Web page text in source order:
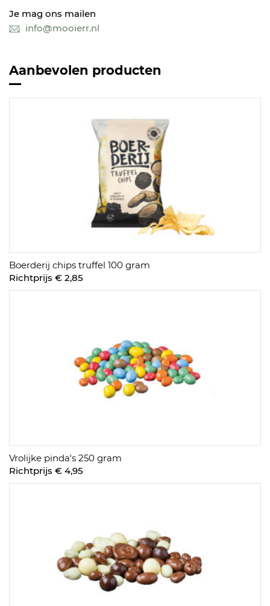
Je mag ons mailen
info@mooierr.nl
Aanbevolen producten
Boerderij chips truffel 100 gram
Richtprijs € 2,85
Vrolijke pinda's 250 gram
Richtprijs € 4,95